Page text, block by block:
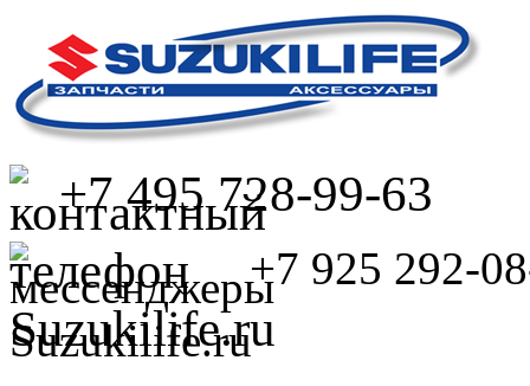
+7 495 728-99-63
+7 925 292-